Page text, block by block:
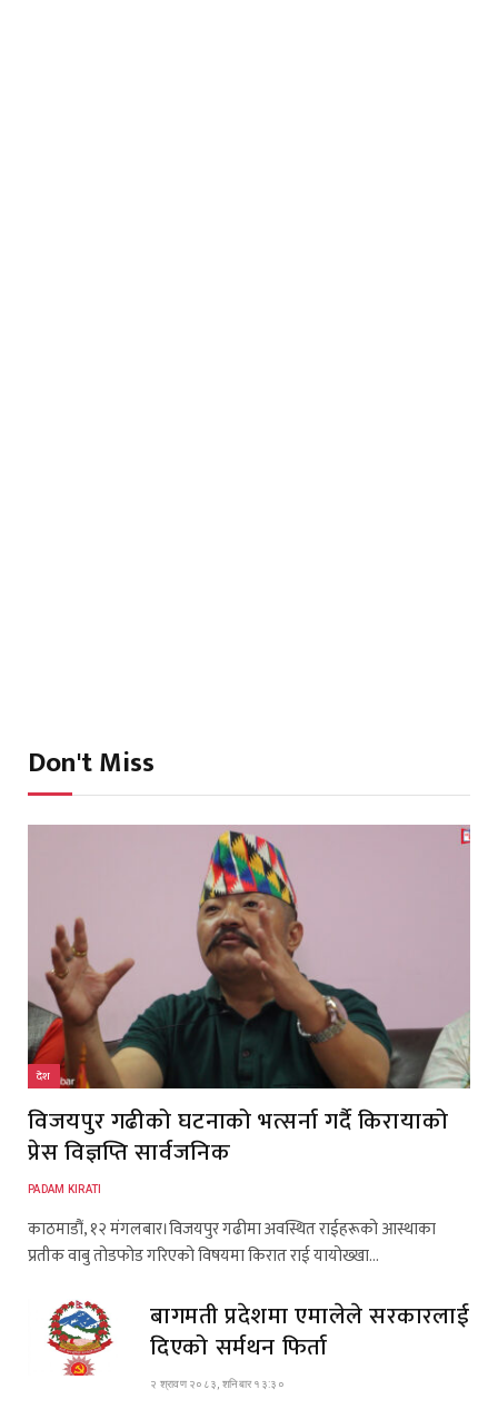
Don't Miss
देश
विजयपुर गढीको घटनाको भत्सर्ना गर्दै किरायाको
प्रेस विज्ञप्ति सार्वजनिक
PADAM KIRATI
काठमाडौं, १२ मंगलबार।विजयपुर गढीमा अवस्थित राईहरूको आस्थाका
प्रतीक वाबु तोडफोड गरिएको विषयमा किरात राई यायोख्खा…
बागमती प्रदेशमा एमालेले सरकारलाई
दिएको सर्मथन फिर्ता
२ श्रावण २०८३, शनिबार १३:३०